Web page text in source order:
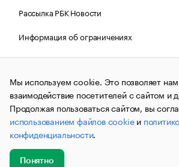
Рассылка РБК Новости
Информация об ограничениях
Правовая информация
О соблюдении
© АО «РОСБИЗНЕСКОНСАЛТИНГ»,
и материалы информационного агентства
(зарегистрировано Федеральной службой
связи, информационных технологий и
коммуникаций (Роскомнадзор) 09.12.2015
№ФС77-63848) сопровождаются пометкой
публикации могут содержать информацию,
не предназначенную для пользователей
до 18 лет.
Мы используем cookie. Это позволяет
взаимодействие посетителей с сайтом и
Продолжая пользоваться сайтом, вы
использованием файлов cookieи
конфиденциальности.
Понятно